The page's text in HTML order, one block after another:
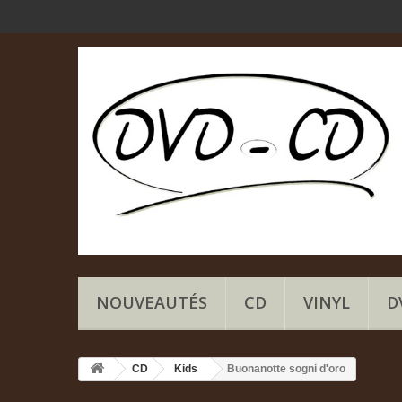
NOUVEAUTÉS CD VINYL
CD Kids Buonanotte sogni d'oro